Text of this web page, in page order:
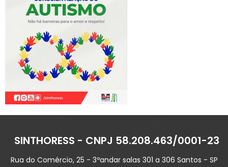
SINTHORESS - CNPJ 58.208.463/0001-23
Rua do Comércio, 25 - 3ºandar salas 301 a 306 Santos - SP